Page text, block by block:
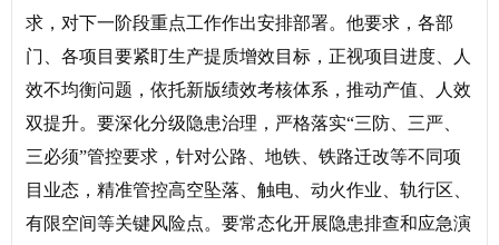
求，对下一阶段重点工作作出安排部署。他要求，各部
门、各项目要紧盯生产提质增效目标，正视项目进度、人
效不均衡问题，依托新版绩效考核体系，推动产值、人效
双提升。要深化分级隐患治理，严格落实“三防、三严、
三必须”管控要求，针对公路、地铁、铁路迁改等不同项
目业态，精准管控高空坠落、触电、动火作业、轨行区、
有限空间等关键风险点。要常态化开展隐患排查和应急演